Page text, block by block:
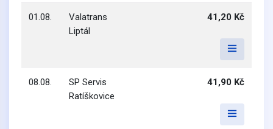
01.08.
Valatrans
Liptál
41,20 Kč
08.08.
SP Servis
Ratíškovice
41,90 Kč